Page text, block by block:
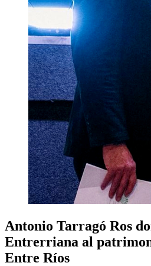
Antonio Tarragó Ros
Entrerriana al
Entre Ríos